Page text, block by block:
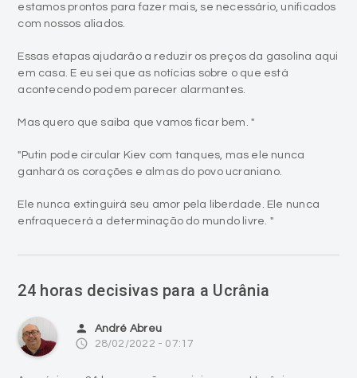
estamos prontos para fazer mais, se necessário, unificados
com nossos aliados.
Essas etapas ajudarão a reduzir os preços da gasolina aqui
em casa. E eu sei que as notícias sobre o que está
acontecendo podem parecer alarmantes.
Mas quero que saiba que vamos ficar bem. "
"Putin pode circular Kiev com tanques, mas ele nunca
ganhará os corações e almas do povo ucraniano.
Ele nunca extinguirá seu amor pela liberdade. Ele nunca
enfraquecerá a determinação do mundo livre. "
24 horas decisivas para a Ucrânia
person André Abreu
access_time 28/02/2022 - 07:17